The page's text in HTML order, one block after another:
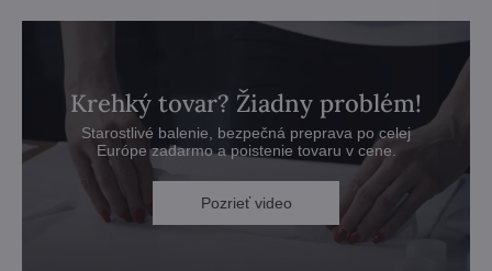
Krehký tovar? Žiadny problém!
Starostlivé balenie, bezpečná preprava po celej
Európe zadarmo a poistenie tovaru v cene.
Pozrieť video